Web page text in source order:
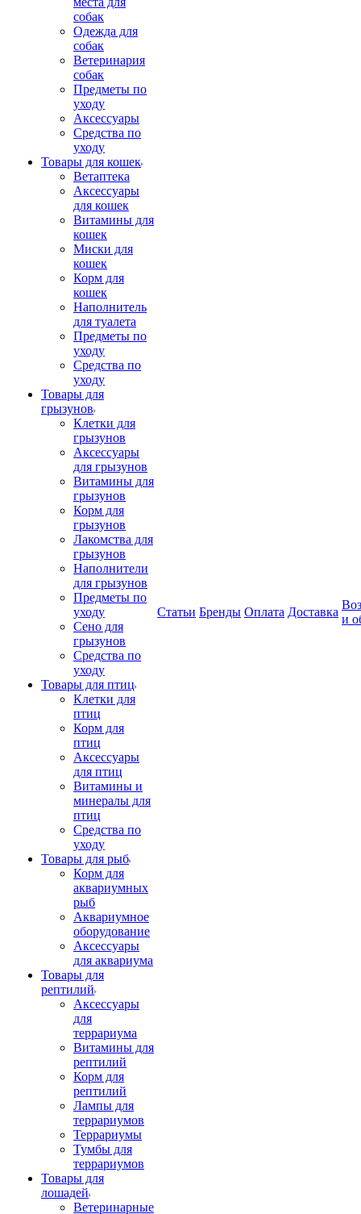
собак
Одежда для
собак
Ветеринария
собак
Предметы по
уходу
Аксессуары
Средства по
уходу
Товары для кошек
Ветаптека
Аксессуары
для кошек
Витамины для
кошек
Миски для
кошек
Корм для
кошек
Наполнитель
для туалета
Предметы по
уходу
Средства по
уходу
Товары для
грызунов
Клетки для
грызунов
Аксессуары
для грызунов
Витамины для
грызунов
Корм для
грызунов
Лакомства для
грызунов
Наполнители
для грызунов
Предметы по
уходу
Сено для
грызунов
Средства по
уходу
Товары для птиц
Клетки для
птиц
Корм для
птиц
Аксессуары
для птиц
Витамины и
минералы для
птиц
Средства по
уходу
Товары для рыб
Корм для
аквариумных
рыб
Аквариумное
оборудование
Аксессуары
для аквариума
Товары для
рептилий
Аксессуары
для
террариума
Витамины для
рептилий
Корм для
рептилий
Лампы для
террариумов
Террариумы
Тумбы для
террариумов
Товары для
лошадей
Ветеринарные
Статьи Бренды Оплата Доставка
и